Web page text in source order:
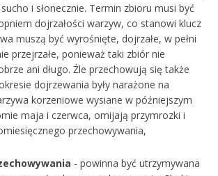
i słonecznie. Termin zbioru musi być
dojrzałości warzyw, co stanowi klucz
muszą być wyrośnięte, dojrzałe, w pełni
przejrzałe, ponieważ taki zbiór nie
ani długo. Źle przechowują się także
dojrzewania były narażone na
korzeniowe wysiane w późniejszym
maja i czerwca, omijają przymrozki i
przechowywania,
- powinna być utrzymywana